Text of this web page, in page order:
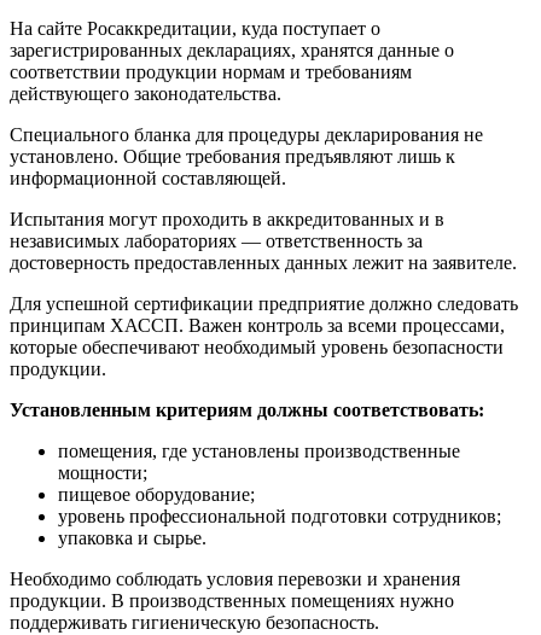
На сайте Росаккредитации, куда поступает о
зарегистрированных декларациях, хранятся данные о
соответствии продукции нормам и требованиям
действующего законодательства.
Специального бланка для процедуры декларирования не
установлено. Общие требования предъявляют лишь к
информационной составляющей.
Испытания могут проходить в аккредитованных и в
независимых лабораториях — ответственность за
достоверность предоставленных данных лежит на заявителе.
Для успешной сертификации предприятие должно следовать
принципам ХАССП. Важен контроль за всеми процессами,
которые обеспечивают необходимый уровень безопасности
продукции.
Установленным критериям должны соответствовать:
помещения, где установлены производственные
мощности;
пищевое оборудование;
уровень профессиональной подготовки сотрудников;
упаковка и сырье.
Необходимо соблюдать условия перевозки и хранения
продукции. В производственных помещениях нужно
поддерживать гигиеническую безопасность.